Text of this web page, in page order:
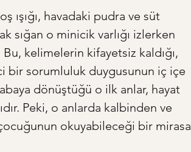
ışığı, havadaki pudra ve süt
sığan o minicik varlığı izlerken
kelimelerin kifayetsiz kaldığı,
bir sorumluluk duygusunun iç içe
dönüştüğü o ilk anlar, hayat
Peki, o anlarda kalbinden ve
okuyabileceği bir mirasa